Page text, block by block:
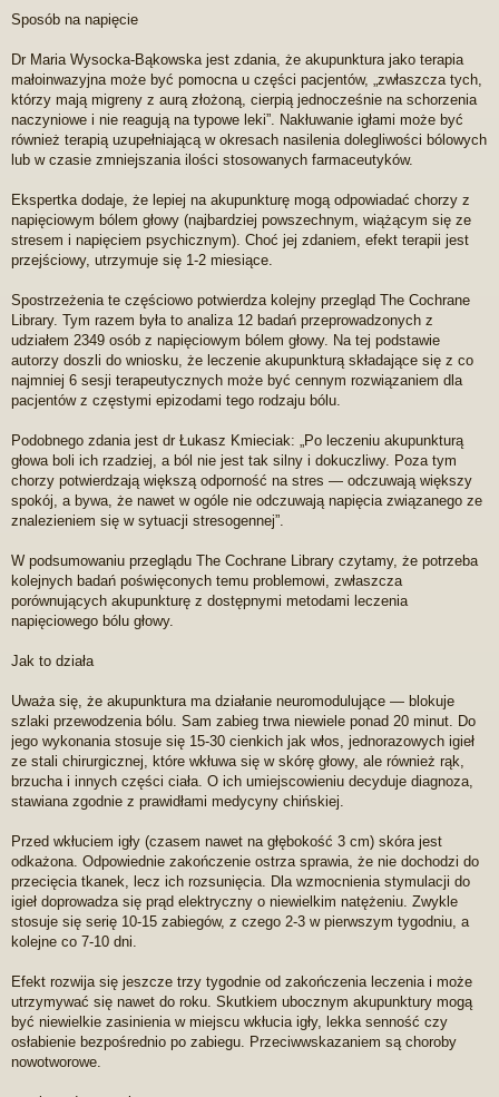
Sposób na napięcie
Dr Maria Wysocka-Bąkowska jest zdania, że akupunktura jako terapia
małoinwazyjna może być pomocna u części pacjentów, „zwłaszcza tych,
którzy mają migreny z aurą złożoną, cierpią jednocześnie na schorzenia
naczyniowe i nie reagują na typowe leki”. Nakłuwanie igłami może być
również terapią uzupełniającą w okresach nasilenia dolegliwości bólowych
lub w czasie zmniejszania ilości stosowanych farmaceutyków.
Ekspertka dodaje, że lepiej na akupunkturę mogą odpowiadać chorzy z
napięciowym bólem głowy (najbardziej powszechnym, wiążącym się ze
stresem i napięciem psychicznym). Choć jej zdaniem, efekt terapii jest
przejściowy, utrzymuje się 1-2 miesiące.
Spostrzeżenia te częściowo potwierdza kolejny przegląd The Cochrane
Library. Tym razem była to analiza 12 badań przeprowadzonych z
udziałem 2349 osób z napięciowym bólem głowy. Na tej podstawie
autorzy doszli do wniosku, że leczenie akupunkturą składające się z co
najmniej 6 sesji terapeutycznych może być cennym rozwiązaniem dla
pacjentów z częstymi epizodami tego rodzaju bólu.
Podobnego zdania jest dr Łukasz Kmieciak: „Po leczeniu akupunkturą
głowa boli ich rzadziej, a ból nie jest tak silny i dokuczliwy. Poza tym
chorzy potwierdzają większą odporność na stres — odczuwają większy
spokój, a bywa, że nawet w ogóle nie odczuwają napięcia związanego ze
znalezieniem się w sytuacji stresogennej”.
W podsumowaniu przeglądu The Cochrane Library czytamy, że potrzeba
kolejnych badań poświęconych temu problemowi, zwłaszcza
porównujących akupunkturę z dostępnymi metodami leczenia
napięciowego bólu głowy.
Jak to działa
Uważa się, że akupunktura ma działanie neuromodulujące — blokuje
szlaki przewodzenia bólu. Sam zabieg trwa niewiele ponad 20 minut. Do
jego wykonania stosuje się 15-30 cienkich jak włos, jednorazowych igieł
ze stali chirurgicznej, które wkłuwa się w skórę głowy, ale również rąk,
brzucha i innych części ciała. O ich umiejscowieniu decyduje diagnoza,
stawiana zgodnie z prawidłami medycyny chińskiej.
Przed wkłuciem igły (czasem nawet na głębokość 3 cm) skóra jest
odkażona. Odpowiednie zakończenie ostrza sprawia, że nie dochodzi do
przecięcia tkanek, lecz ich rozsunięcia. Dla wzmocnienia stymulacji do
igieł doprowadza się prąd elektryczny o niewielkim natężeniu. Zwykle
stosuje się serię 10-15 zabiegów, z czego 2-3 w pierwszym tygodniu, a
kolejne co 7-10 dni.
Efekt rozwija się jeszcze trzy tygodnie od zakończenia leczenia i może
utrzymywać się nawet do roku. Skutkiem ubocznym akupunktury mogą
być niewielkie zasinienia w miejscu wkłucia igły, lekka senność czy
osłabienie bezpośrednio po zabiegu. Przeciwwskazaniem są choroby
nowotworowe.